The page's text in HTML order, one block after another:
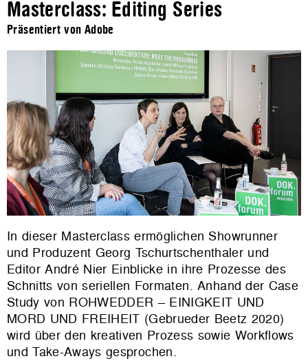
Masterclass: Editing Series
Präsentiert von Adobe
In dieser Masterclass ermöglichen Showrunner
und Produzent Georg Tschurtschenthaler und
Editor André Nier Einblicke in ihre Prozesse des
Schnitts von seriellen Formaten. Anhand der Case
Study von ROHWEDDER – EINIGKEIT UND
MORD UND FREIHEIT (Gebrueder Beetz 2020)
wird über den kreativen Prozess sowie Workflows
und Take-Aways gesprochen.